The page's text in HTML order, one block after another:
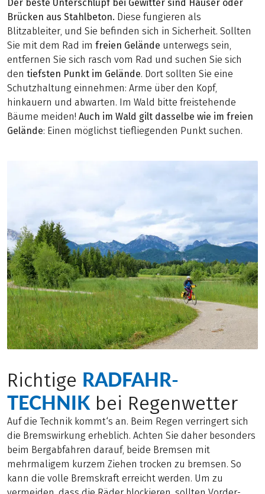
Der beste Unterschlupf bei Gewitter sind Häuser oder
Brücken aus Stahlbeton. Diese fungieren als
Blitzableiter, und Sie befinden sich in Sicherheit. Sollten
Sie mit dem Rad im freien Gelände unterwegs sein,
entfernen Sie sich rasch vom Rad und suchen Sie sich
den tiefsten Punkt im Gelände. Dort sollten Sie eine
Schutzhaltung einnehmen: Arme über den Kopf,
hinkauern und abwarten. Im Wald bitte freistehende
Bäume meiden! Auch im Wald gilt dasselbe wie im freien
Gelände: Einen möglichst tiefliegenden Punkt suchen.
Richtige RADFAHR-
TECHNIKbei Regenwetter
Auf die Technik kommt‘s an. Beim Regen verringert sich
die Bremswirkung erheblich. Achten Sie daher besonders
beim Bergabfahren darauf, beide Bremsen mit
mehrmaligem kurzem Ziehen trocken zu bremsen. So
kann die volle Bremskraft erreicht werden. Um zu